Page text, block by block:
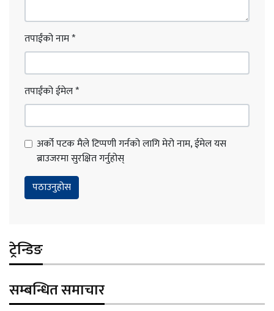
तपाईंको नाम*
तपाईंको ईमेल*
अर्को पटक मैले टिप्पणी गर्नको लागि मेरो नाम, ईमेल यस
ब्राउजरमा सुरक्षित गर्नुहोस्
ट्रेन्डिङ
सम्बन्धित समाचार